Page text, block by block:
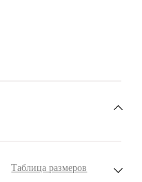
Таблица размеров